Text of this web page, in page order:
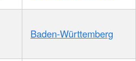
Baden-Württemberg